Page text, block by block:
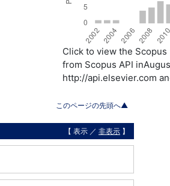
Click to view the
from Scopus API
http://api.elsevier.com
このページの先頭へ▲
【 表示 ／ 非表示 】